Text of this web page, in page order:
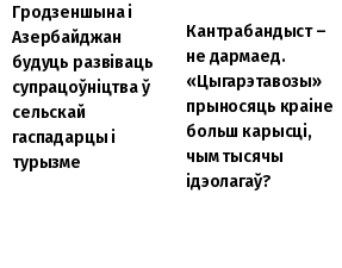
Гродзеншына і
Азербайджан
будуць развіваць
супрацоўніцтва ў
сельскай
гаспадарцы і
турызме
Кантрабандыст –
не дармаед.
«Цыгарэтавозы»
прыносяць краіне
больш карысці,
чым тысячы
ідэолагаў?